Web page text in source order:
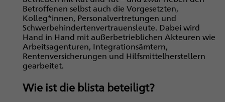
Betroffenen selbst auch die Vorgesetzten,
Kolleg*innen, Personalvertretungen und
Schwerbehindertenvertrauensleute. Dabei wird
Hand in Hand mit außerbetrieblichen Akteuren wie
Arbeitsagenturen, Integrationsämtern,
Rentenversicherungen und Hilfsmittelherstellern
gearbeitet.
Wie ist die blista beteiligt?